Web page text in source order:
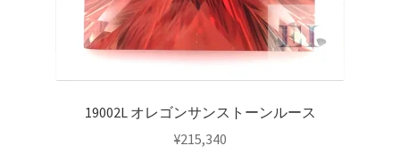
19002L オレゴンサンストーンルース
¥215,340